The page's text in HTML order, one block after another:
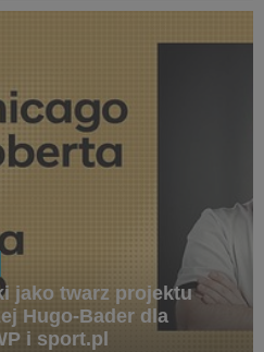
jako twarz projektu
Hugo-Bader dla
i sport.pl